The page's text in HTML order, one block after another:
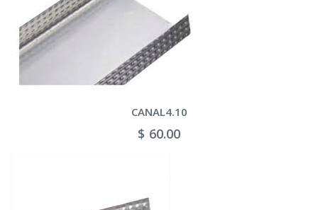
CANAL4.10
$ 60.00